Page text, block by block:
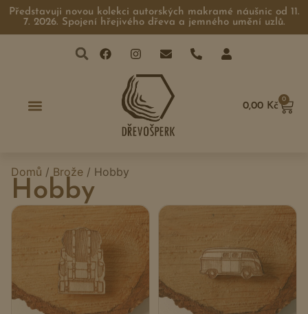
Představuji novou kolekci autorských makramé náušnic od 11.
7. 2026. Spojení hřejivého dřeva a jemného umění uzlů.
0,00 Kč
0
Domů / Brože / Hobby
Hobby